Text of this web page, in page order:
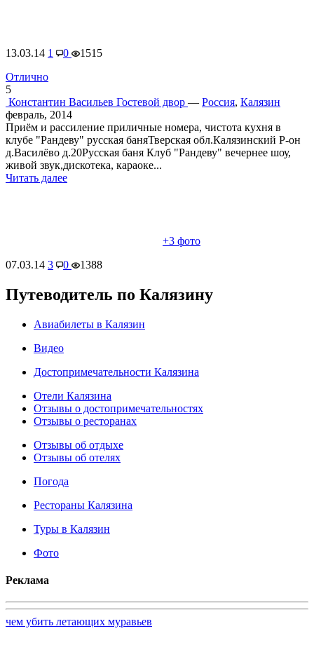
13.03.14 1 0
1515
Отлично
5
Константин Васильев Гостевой двор — Россия, Калязин
февраль, 2014
Приём и рассиление приличные номера, чистота кухня в
клубе "Рандеву" русская баняТверская обл.Калязинский Р-он
д.Василёво д.20Русская баня Клуб "Рандеву" вечернее шоу,
живой звук,дискотека, караоке...
Читать далее
+3 фото
07.03.14 3 0 1388
Путеводитель по Калязину
Авиабилеты в Калязин
Видео
Достопримечательности Калязина
Отели Калязина
Отзывы о достопримечательностях
Отзывы о ресторанах
Отзывы об отдыхе
Отзывы об отелях
Погода
Рестораны Калязина
Туры в Калязин
Фото
Реклама
чем убить летающих муравьев